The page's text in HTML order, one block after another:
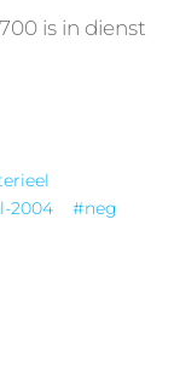
is in dienst
2004
#neg